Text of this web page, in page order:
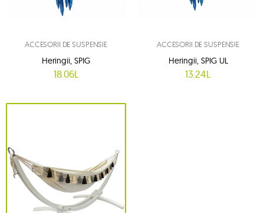
ACCESORII DE SUSPENSIE
Heringii, SPIG
18.06L
ACCESORII DE SUSPENSIE
Heringii, SPIG UL
13.24L